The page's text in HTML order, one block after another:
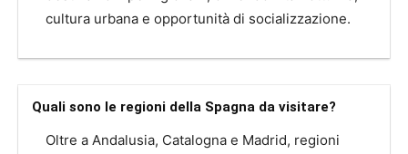
cultura urbana e opportunità di socializzazione.
Quali sono le regioni della Spagna da visitare?
Oltre a Andalusia, Catalogna e Madrid, regioni